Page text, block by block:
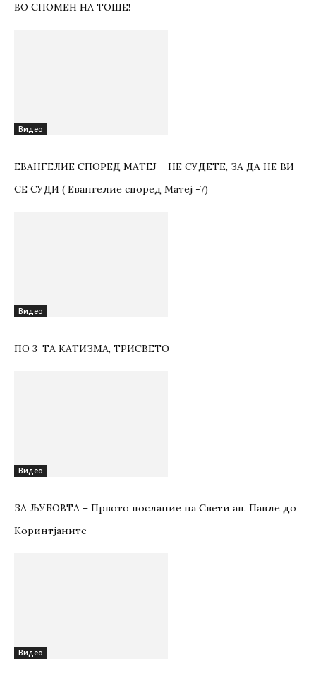
ВО СПОМЕН НА ТОШЕ!
Видео
ЕВАНГЕЛИЕ СПОРЕД МАТЕЈ – НЕ СУДЕТЕ, ЗА ДА НЕ ВИ
СЕ СУДИ ( Евангелие според Матеј -7)
Видео
ПО 3-ТА КАТИЗМА, ТРИСВЕТО
Видео
ЗА ЉУБОВТА – Првото послание на Свети ап. Павле до
Коринтјаните
Видео